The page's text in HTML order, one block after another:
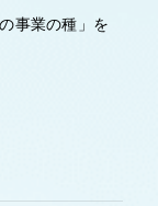
事業の種」を